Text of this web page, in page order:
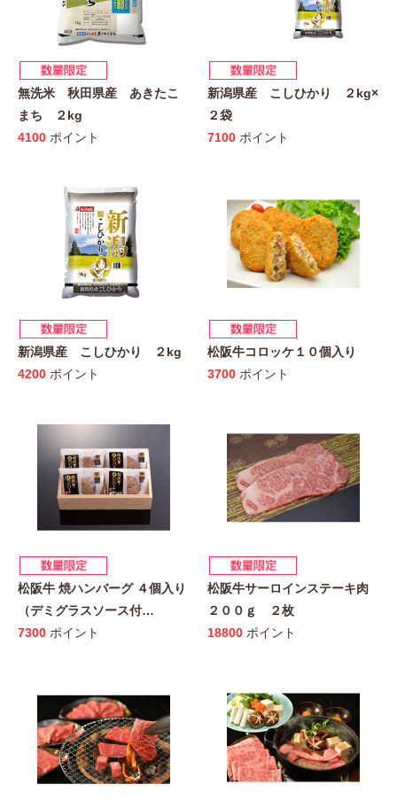
無洗米 秋田県産 あきたこ
まち ２kg
4100 ポイント
新潟県産 こしひかり ２kg×
２袋
7100 ポイント
新潟県産 こしひかり ２kg
4200 ポイント
松阪牛コロッケ１０個入り
3700 ポイント
松阪牛 焼ハンバーグ ４個入り
（デミグラスソース付…
7300 ポイント
松阪牛サーロインステーキ肉
２００ｇ ２枚
18800 ポイント